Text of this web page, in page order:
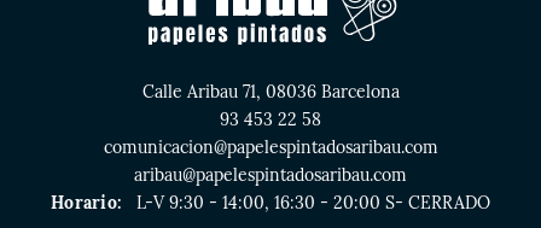
Calle Aribau 71, 08036 Barcelona
93 453 22 58
comunicacion@papelespintadosaribau.com
aribau@papelespintadosaribau.com
Horario:
L-V 9:30 - 14:00, 16:30 - 20:00 S- CERRADO